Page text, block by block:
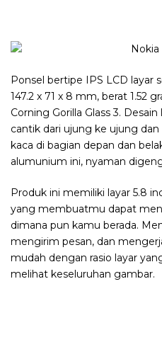
Ponsel bertipe IPS LCD layar
147.2 x 71 x 8 mm, berat 1.52
Corning Gorilla Glass 3.
cantik dari ujung ke ujung dan
kaca di bagian depan dan
alumunium ini, nyaman
Produk ini memiliki layar 5.8
yang membuatmu dapat
dimana pun kamu berada.
mengirim pesan, dan
mudah dengan rasio layar
melihat keseluruhan gambar.